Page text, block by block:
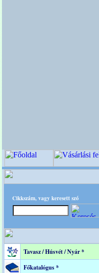
Cikkszám, vagy keresett szó
Tavasz / Húsvét / Nyár *
Főkatalógus *
Világ Mestere!